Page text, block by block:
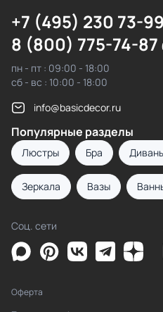
+7 (495) 230 73-99
8 (800) 775-74-87
пн - пт : 09:00 - 18:00
сб - вс : 10:00 - 18:00
info@basicdecor.ru
Популярные разделы
Люстры Бра
Зеркала Вазы
Соц. сети
Оферта